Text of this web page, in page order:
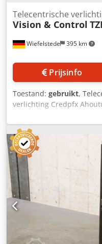
Wiefelstede 395 km
Telecentrische
Vision & Control
Prijsinfo
Toestand: gebruikt,
verlichting Credpfx
Control, Telecentrische
Diameter lichtveld: 60
Gewicht: 0,8 kg